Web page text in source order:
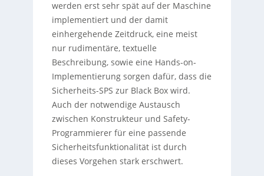
werden erst sehr spät auf der Maschine
implementiert und der damit
einhergehende Zeitdruck, eine meist
nur rudimentäre, textuelle
Beschreibung, sowie eine Hands-on-
Implementierung sorgen dafür, dass die
Sicherheits-SPS zur Black Box wird.
Auch der notwendige Austausch
zwischen Konstrukteur und Safety-
Programmierer für eine passende
Sicherheitsfunktionalität ist durch
dieses Vorgehen stark erschwert.